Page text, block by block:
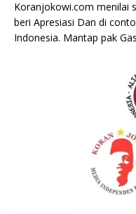
Koranjokowi.com menilai
beri Apresiasi Dan di
Indonesia. Mantap pak